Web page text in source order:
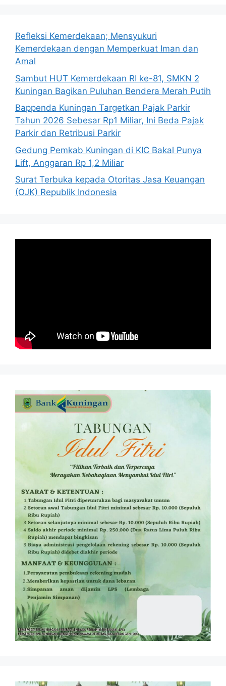
Refleksi Kemerdekaan; Mensyukuri
Kemerdekaan dengan Memperkuat Iman dan
Amal
Sambut HUT Kemerdekaan RI ke-81, SMKN 2
Kuningan Bagikan Puluhan Bendera Merah Putih
Bappenda Kuningan Targetkan Pajak Parkir
Tahun 2026 Sebesar Rp1 Miliar, Ini Beda Pajak
Parkir dan Retribusi Parkir
Gedung Pemkab Kuningan di KIC Bakal Punya
Lift, Anggaran Rp 1,2 Miliar
Surat Terbuka kepada Otoritas Jasa Keuangan
(OJK) Republik Indonesia